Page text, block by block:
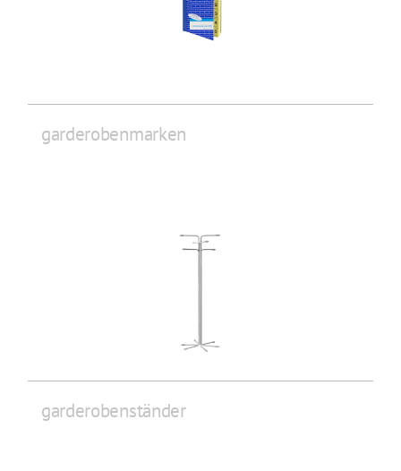
garderobenmarken
garderobenständer